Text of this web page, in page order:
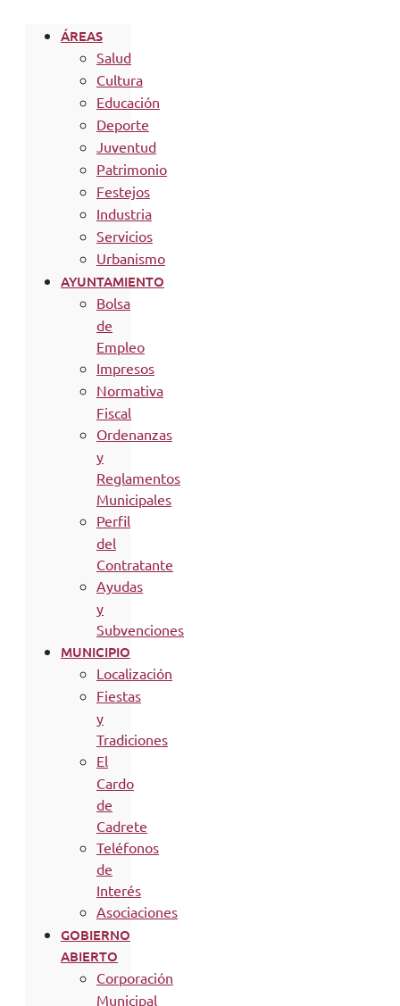
ÁREAS
Salud
Cultura
Educación
Deporte
Juventud
Patrimonio
Festejos
Industria
Servicios
Urbanismo
AYUNTAMIENTO
Bolsa
de
Empleo
Impresos
Normativa
Fiscal
Ordenanzas
y
Reglamentos
Municipales
Perfil
del
Contratante
Ayudas
y
Subvenciones
MUNICIPIO
Localización
Fiestas
y
Tradiciones
El
Cardo
de
Cadrete
Teléfonos
de
Interés
Asociaciones
GOBIERNO
ABIERTO
Corporación
Municipal